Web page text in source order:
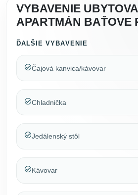
VYBAVENIE
APARTMÁN BAŤOVE
ĎALŠIE VYBAVENIE
Čajová kanvica/kávovar
Chladnička
Jedálenský stôl
Kávovar